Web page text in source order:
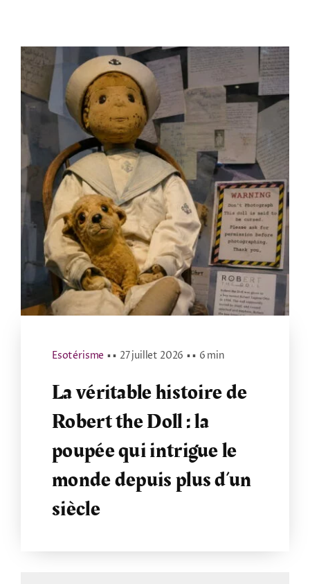
Esotérisme ▪ ▪ 27 juillet 2026 ▪ ▪ 6 min
La véritable histoire de
Robert the Doll : la
poupée qui intrigue le
monde depuis plus d’un
siècle